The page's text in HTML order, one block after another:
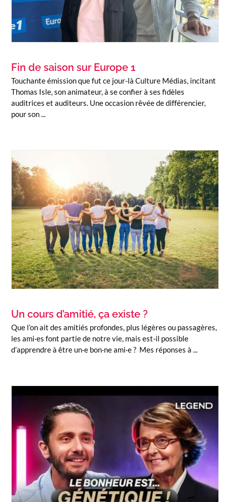
Fin de saison sur Europe 1
Touchante émission que fut ce jour-là Culture Médias, incitant
Thomas Isle, son animateur, à se confier à ses fidèles
auditrices et auditeurs. Une occasion rêvée de différencier,
pour son ...
Un cours d’amitié, ça existe ?
Que l’on ait des amitiés profondes, plus légères ou passagères,
les ami·es font partie de notre vie, mais est-il possible
d’apprendre à être un·e bon·ne ami·e ? Mes réponses à ...